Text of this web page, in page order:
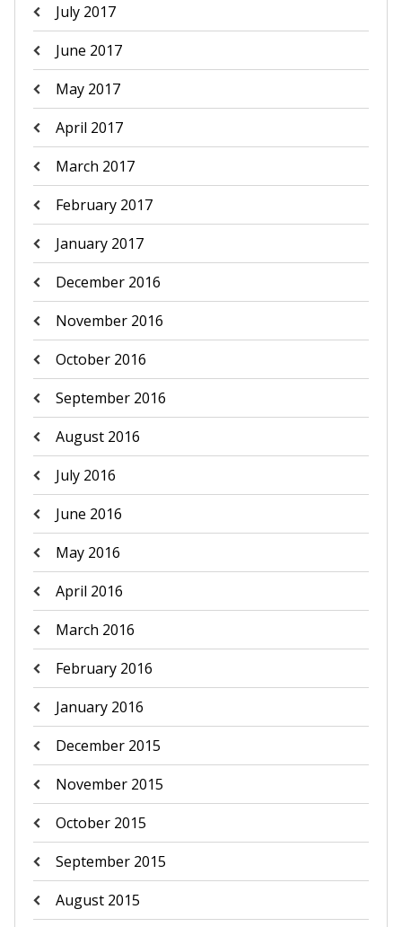
July 2017
June 2017
May 2017
April 2017
March 2017
February 2017
January 2017
December 2016
November 2016
October 2016
September 2016
August 2016
July 2016
June 2016
May 2016
April 2016
March 2016
February 2016
January 2016
December 2015
November 2015
October 2015
September 2015
August 2015